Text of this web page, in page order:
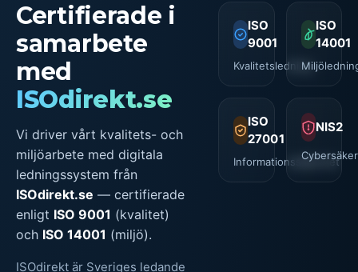
Certifierade i
samarbete
med
ISOdirekt.se
Vi driver vårt kvalitets- och
miljöarbete med digitala
ledningssystem från
ISOdirekt.se — certifierade
enligt ISO 9001 (kvalitet)
och ISO 14001 (miljö).
ISOdirekt är Sveriges ledande
ISO
9001
Kvalitetsledning
ISO
14001
ISO
27001
Informationssäkerhet
NIS2